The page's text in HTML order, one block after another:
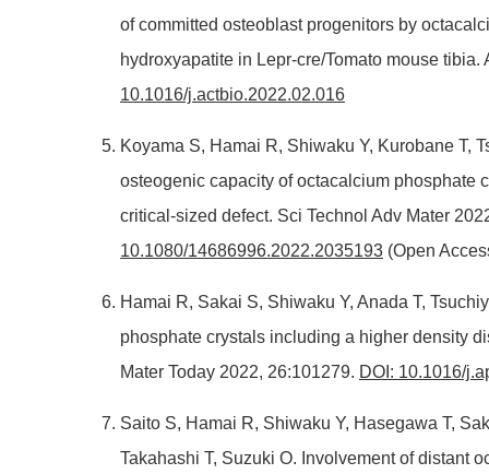
of committed osteoblast progenitors by
hydroxyapatite in Lepr-cre/Tomato mouse
10.1016/j.actbio.2022.02.016
Koyama S, Hamai R, Shiwaku Y, Kurobane T,
osteogenic capacity of octacalcium phosphate
critical-sized defect. Sci Technol Adv Mater
10.1080/14686996.2022.2035193 (Open
Hamai R, Sakai S, Shiwaku Y, Anada T,
phosphate crystals including a higher density
Mater Today 2022, 26:101279. DOI: 10.1016/
Saito S, Hamai R, Shiwaku Y, Hasegawa T,
Takahashi T, Suzuki O. Involvement of distant